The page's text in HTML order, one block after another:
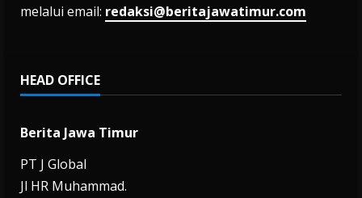
melalui email: redaksi@beritajawatimur.com
HEAD OFFICE
Berita Jawa Timur
PT J Global
Jl HR Muhammad.